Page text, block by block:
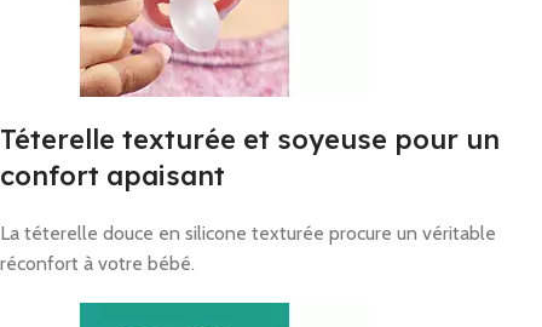
Téterelle texturée et soyeuse pour un
confort apaisant
La téterelle douce en silicone texturée procure un véritable
réconfort à votre bébé.